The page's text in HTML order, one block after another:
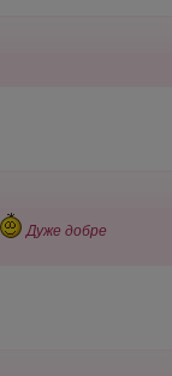
Дуже добре